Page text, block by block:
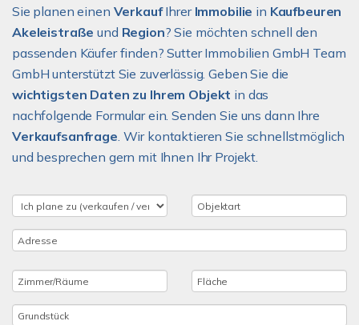
Sie planen einen VerkaufIhrer Immobilie in Kaufbeuren
Akeleistraßeund Region? Sie möchten schnell den
passenden Käufer finden? Sutter Immobilien GmbH Team
GmbH unterstützt Sie zuverlässig. Geben Sie die
wichtigsten Daten zu Ihrem Objekt in das
nachfolgende Formular ein. Senden Sie uns dann Ihre
Verkaufsanfrage. Wir kontaktieren Sie schnellstmöglich
und besprechen gern mit Ihnen Ihr Projekt.